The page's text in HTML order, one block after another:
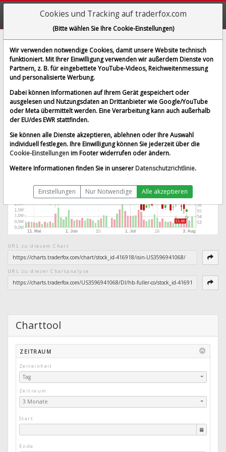
H.B. Fuller Co.
[FUL | WKN 861402 | ISIN US3596941068]
59,777 $ 1,49 %
Echtzeit-Aktienkurs vom 05.08.2026 um 19:59 Uhr
Echtzeit USD Splitbereinigt
URL zu diesem Chart
URL zu dieser Chartanalyse
Charttool
ZEITRAUM
Zeiteinheit
Tag
Zeitraum
3 Monate
Start
Ende
Cookies und Tracking auf traderfox.com
(Bitte wählen Sie Ihre Cookie-Einstellungen)
Wir verwenden notwendige Cookies, damit unsere Website technisch
funktioniert. Mit Ihrer Einwilligung verwenden wir außerdem Dienste von
Partnern, z. B. für eingebettete YouTube-Videos, Reichweitenmessung
und personalisierte Werbung.
Dabei können Informationen auf Ihrem Gerät gespeichert oder
ausgelesen und Nutzungsdaten an Drittanbieter wie Google/YouTube
oder Meta übermittelt werden. Eine Verarbeitung kann auch außerhalb
der EU/des EWR stattfinden.
Sie können alle Dienste akzeptieren, ablehnen oder Ihre Auswahl
individuell festlegen. Ihre Einwilligung können Sie jederzeit über die
Cookie-Einstellungenim Footer widerrufen oder ändern.
Weitere Informationen finden Sie in unserer Datenschutzrichtlinie.
Einstellungen Nur Notwendige Alle akzeptieren